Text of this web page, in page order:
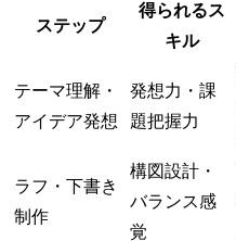
ステップ
得られるス
キル
テーマ理解・
アイデア発想
発想力・課
題把握力
ラフ・下書き
制作
構図設計・
バランス感
覚